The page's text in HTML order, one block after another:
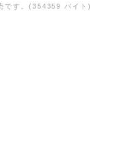
です。(354359 バイト)